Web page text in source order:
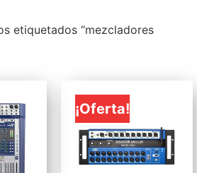
etiquetados “mezcladores
¡Oferta!